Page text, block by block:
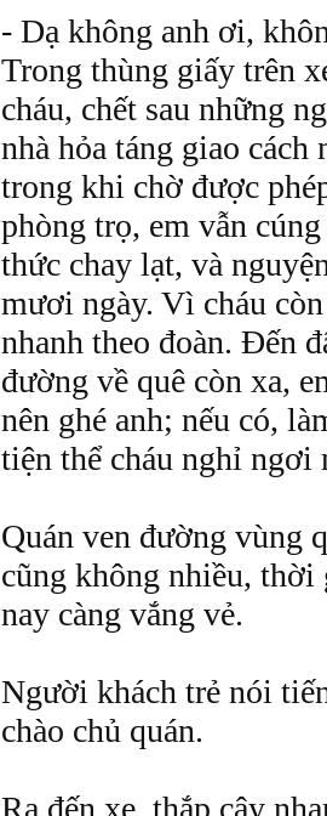
- Dạ không anh ơi,
Trong thùng giấy trên
cháu, chết sau những
nhà hỏa táng giao cách
trong khi chờ được
phòng trọ, em vẫn
thức chay lạt, và
mươi ngày. Vì cháu
nhanh theo đoàn. Đến
đường về quê còn xa,
nên ghé anh; nếu có,
tiện thể cháu nghỉ ngơi
Quán ven đường vùng
cũng không nhiều, thời
nay càng vắng vẻ.
Người khách trẻ nói
chào chủ quán.
Ra đến xe, thắp cây